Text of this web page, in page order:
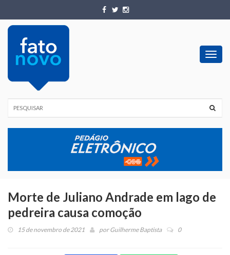
Morte de Juliano Andrade em lago de
pedreira causa comoção
15 de novembro de 2021 porGuilherme Baptista 0